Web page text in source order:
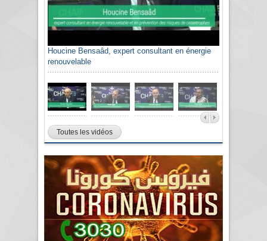
Sami Agli, président de la Confédération
algérienne du patronat citoyen CAPC
Toutes les vidéos